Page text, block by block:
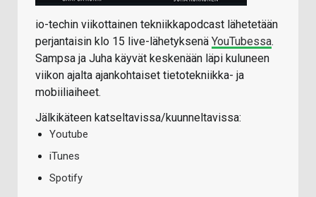
io-techin viikottainen tekniikkapodcast lähetetään
perjantaisin klo 15 live-lähetyksenä YouTubessa.
Sampsa ja Juha käyvät keskenään läpi kuluneen
viikon ajalta ajankohtaiset tietotekniikka- ja
mobiiliaiheet.
Jälkikäteen katseltavissa/kuunneltavissa:
Youtube
iTunes
Spotify